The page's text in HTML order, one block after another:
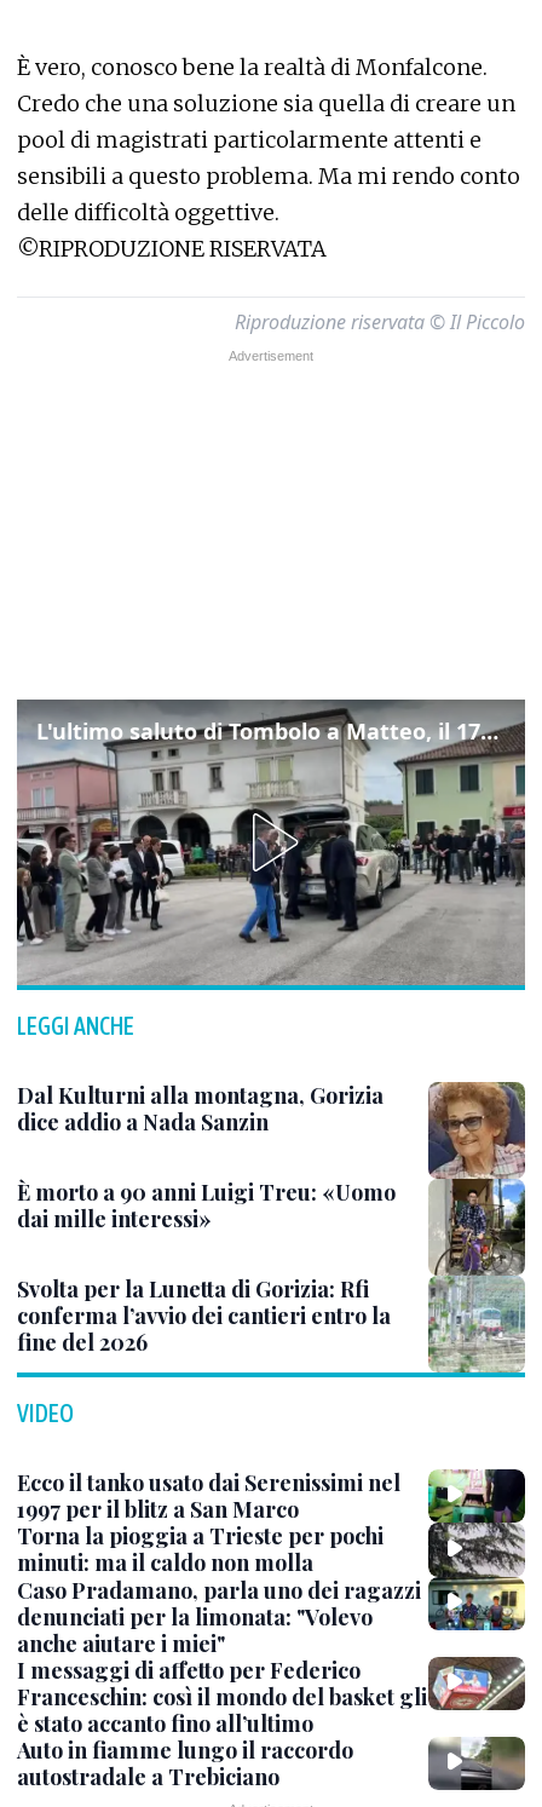
È vero, conosco bene la realtà di Monfalcone.
Credo che una soluzione sia quella di creare un
pool di magistrati particolarmente attenti e
sensibili a questo problema. Ma mi rendo conto
delle difficoltà oggettive.
©RIPRODUZIONE RISERVATA
Riproduzione riservata © Il Piccolo
L'ultimo saluto di Tombolo a Matteo, il 17enne morto di tumore. Il video
LEGGI ANCHE
Dal Kulturni alla montagna, Gorizia
dice addio a Nada Sanzin
È morto a 90 anni Luigi Treu: «Uomo
dai mille interessi»
Svolta per la Lunetta di Gorizia: Rfi
conferma l’avvio dei cantieri entro la
fine del 2026
VIDEO
Ecco il tanko usato dai Serenissimi nel
1997 per il blitz a San Marco
Torna la pioggia a Trieste per pochi
minuti: ma il caldo non molla
Caso Pradamano, parla uno dei ragazzi
denunciati per la limonata: "Volevo
anche aiutare i miei"
I messaggi di affetto per Federico
Franceschin: così il mondo del basket gli
è stato accanto fino all’ultimo
Auto in fiamme lungo il raccordo
autostradale a Trebiciano